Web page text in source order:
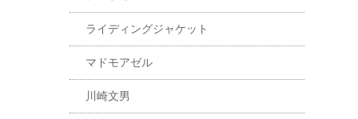
ライディングジャケット
マドモアゼル
川崎文男